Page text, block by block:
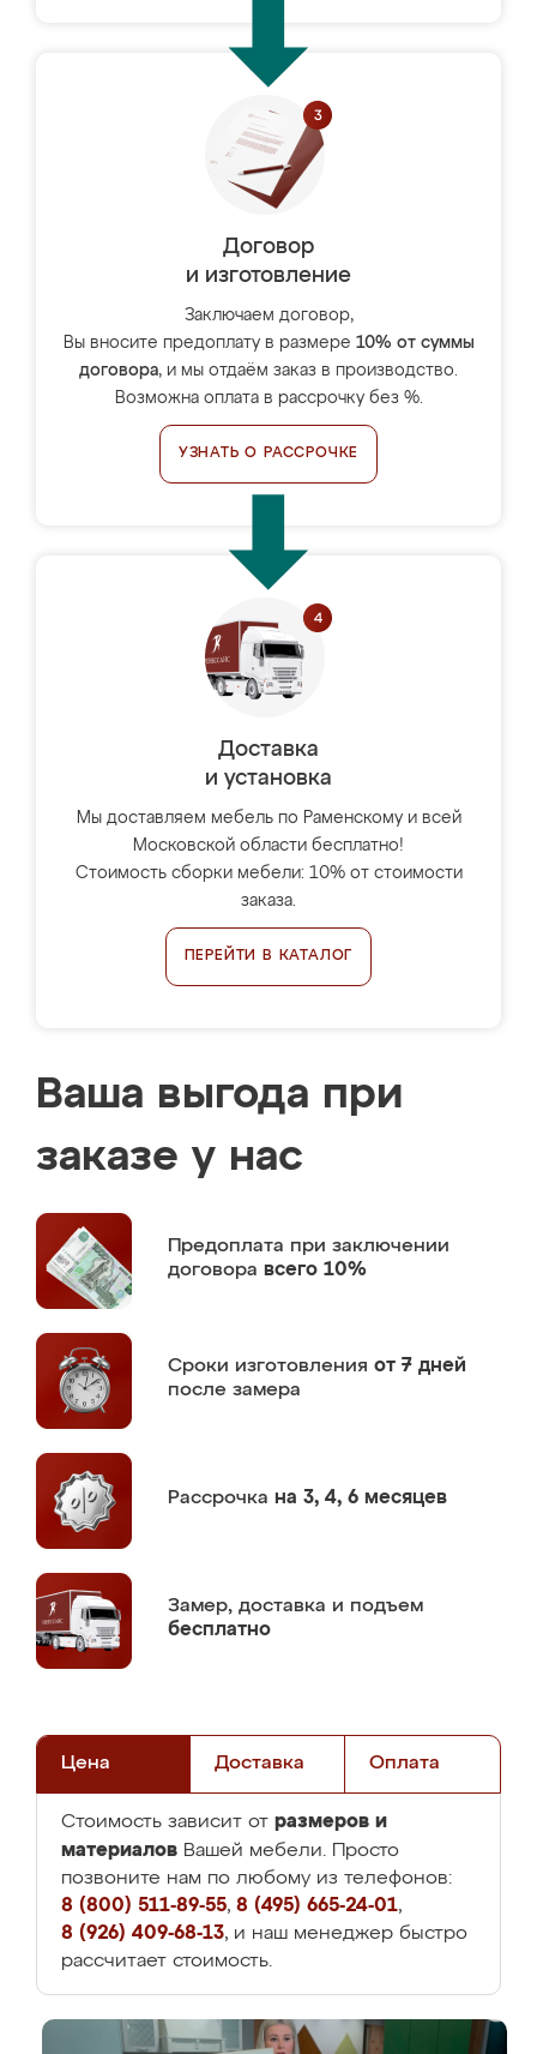
Договор
и изготовление
Заключаем договор,
Вы вносите предоплату в размере 10% от суммы
договора, и мы отдаём заказ в производство.
Возможна оплата в рассрочку без %.
УЗНАТЬ О РАССРОЧКЕ
Доставка
и установка
Мы доставляем мебель по Раменскому и всей
Московской области бесплатно!
Стоимость сборки мебели: 10% от стоимости
заказа.
ПЕРЕЙТИ В КАТАЛОГ
Ваша выгода при
заказе у нас
Предоплата при заключении
договора всего 10%
Сроки изготовления от 7 дней
после замера
Рассрочка на 3, 4, 6 месяцев
Замер, доставка и подъем
бесплатно
Цена Доставка Оплата
Стоимость зависит от размеров и
материалов Вашей мебели. Просто
позвоните нам по любому из телефонов:
8 (800) 511-89-55, 8 (495) 665-24-01,
8 (926) 409-68-13, и наш менеджер быстро
рассчитает стоимость.